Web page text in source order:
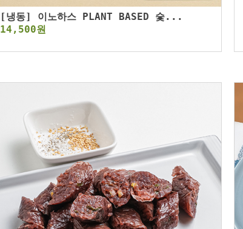
[냉동] 이노하스 PLANT BASED 숯...
14,500원